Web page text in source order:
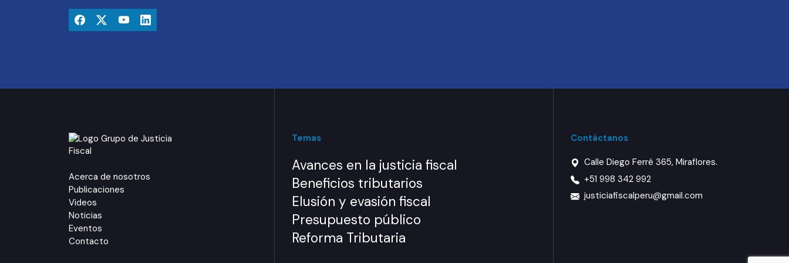
Acerca de nosotros
Publicaciones
Videos
Noticias
Eventos
Contacto
Temas
Avances en la justicia fiscal
Beneficios tributarios
Elusión y evasión fiscal
Presupuesto público
Reforma Tributaria
Contáctanos
Calle Diego Ferré 365, Miraflores.
+51 998 342 992
justiciafiscalperu@gmail.com